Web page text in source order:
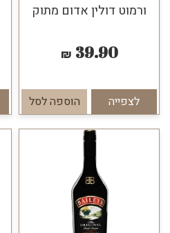
ורמוט דולין אדום מתוק
39.90
₪
לצפייה הוספה לסל